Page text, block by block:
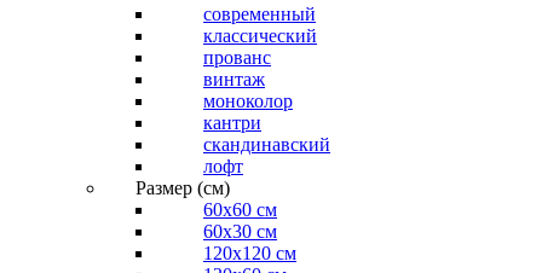
современный
классический
прованс
винтаж
моноколор
кантри
скандинавский
лофт
Размер (см)
60х60 см
60x30 см
120x120 см